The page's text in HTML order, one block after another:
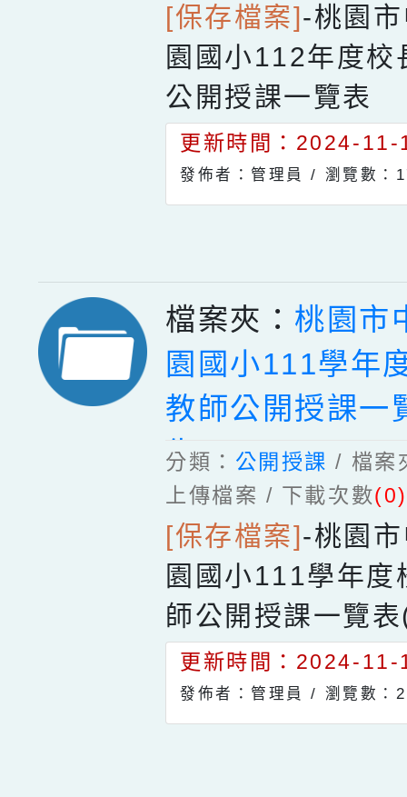
[保存檔案]-桃園
園國小112年度校
公開授課一覽表
更新時間：2024-
發佈者：管理員 / 瀏覽數：
檔案夾： 桃園市
園國小111學年
教師公開授課一
告)
分類： 公開授課 / 檔案
上傳檔案 / 下載次數(0)
[保存檔案]-桃園
園國小111學年度
師公開授課一覽
更新時間：2024-
發佈者：管理員 / 瀏覽數：